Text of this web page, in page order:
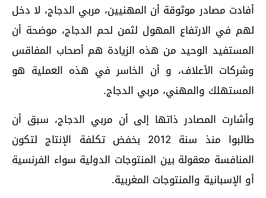
أفادت مصادر موثوقة أن المهنيين، مربي الدجاج، لا دخل
لهم في الارتفاع المهول لثمن لحم الدجاج، موضحة أن
المستفيد الوحيد من هذه الزيادة هم أصحاب المفاقس
وشركات الأعلاف، و أن الخاسر في هذه العملية هو
المستهلك والمهني، مربي الدجاج.
وأشارت المصادر ذاتها إلى أن مربي الدجاج، سبق أن
طالبوا منذ سنة 2012 بخفض تكلفة الإنتاج لتكون
المنافسة معقولة بين المنتوجات الدولية سواء الفرنسية
أو الإسبانية والمنتوجات المغربية.